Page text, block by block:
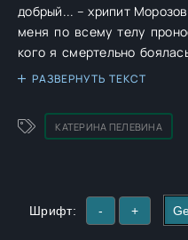
добрый... – хрипит
меня по всему телу
кого я смертельно
странную сделку... Я
больше узнаю его, тем
тёмные желания, о
РАЗВЕРНУТЬ ТЕКСТ
КАТЕРИНА ПЕЛЕВИНА
Шрифт: - +